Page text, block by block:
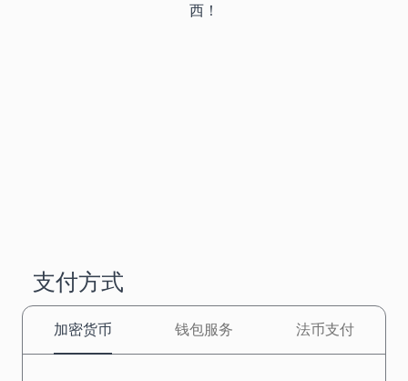
西！
支付方式
加密货币 钱包服务 法币支付